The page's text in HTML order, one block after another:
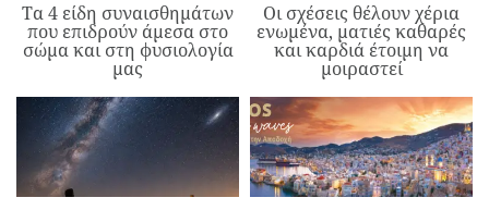
Τα 4 είδη συναισθημάτων
που επιδρούν άμεσα στο
σώμα και στη φυσιολογία
μας
Οι σχέσεις θέλουν χέρια
ενωμένα, ματιές καθαρές
και καρδιά έτοιμη να
μοιραστεί